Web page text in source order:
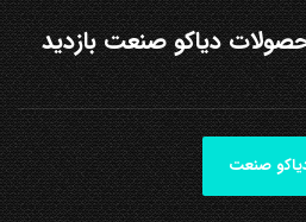
دیاکو صنعت بازدید
صنعت